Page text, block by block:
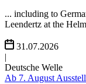
... including to
Leendertz at the
31.07.2026
|
Deutsche Welle
Ab 7. August